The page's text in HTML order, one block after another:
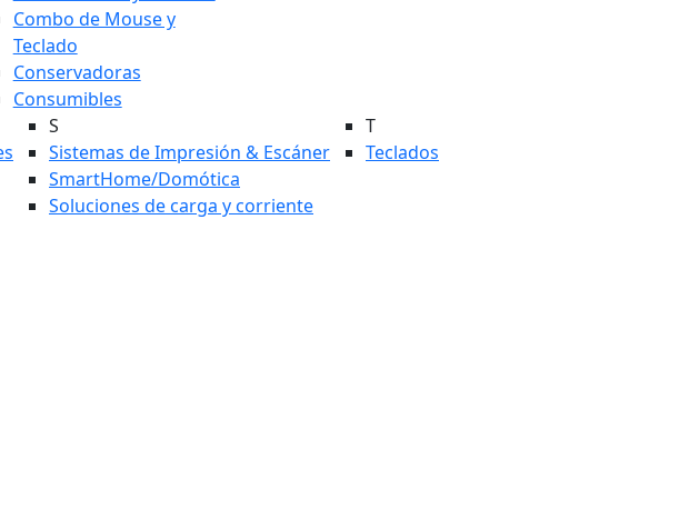
Combo de Mouse y
Teclado
Conservadoras
Consumibles
S
Sistemas de Impresión & Escáner
SmartHome/Domótica
Soluciones de carga y corriente
T
Teclados